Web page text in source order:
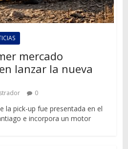
mercado
lanzar la nueva
0
la pick-up fue presentada en el
e incorpora un motor